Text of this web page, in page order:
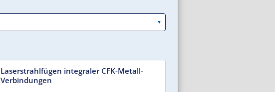
Laserstrahlfügen integraler CFK-Metall-
Verbindungen